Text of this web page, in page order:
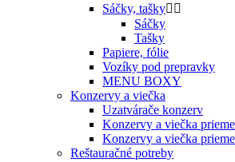
Sáčky, tašky 
Sáčky
Tašky
Papiere, fólie
Vozíky pod prepravky
MENU BOXY
Konzervy a viečka
Uzatvárače konzerv
Konzervy a viečka
Konzervy a viečka
Reštauračné potreby